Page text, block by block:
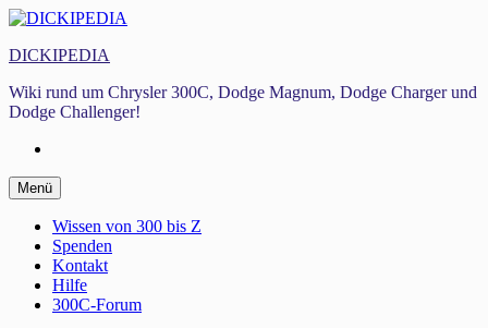
Zum
springen
DICKIPEDIA
Wiki rund um Chrysler 300C, Dodge Magnum, Dodge Charger und
Dodge Challenger!
Menü Zum
Inhalt
springen
Wissen von 300 bis Z
Spenden
Kontakt
Hilfe
300C-Forum